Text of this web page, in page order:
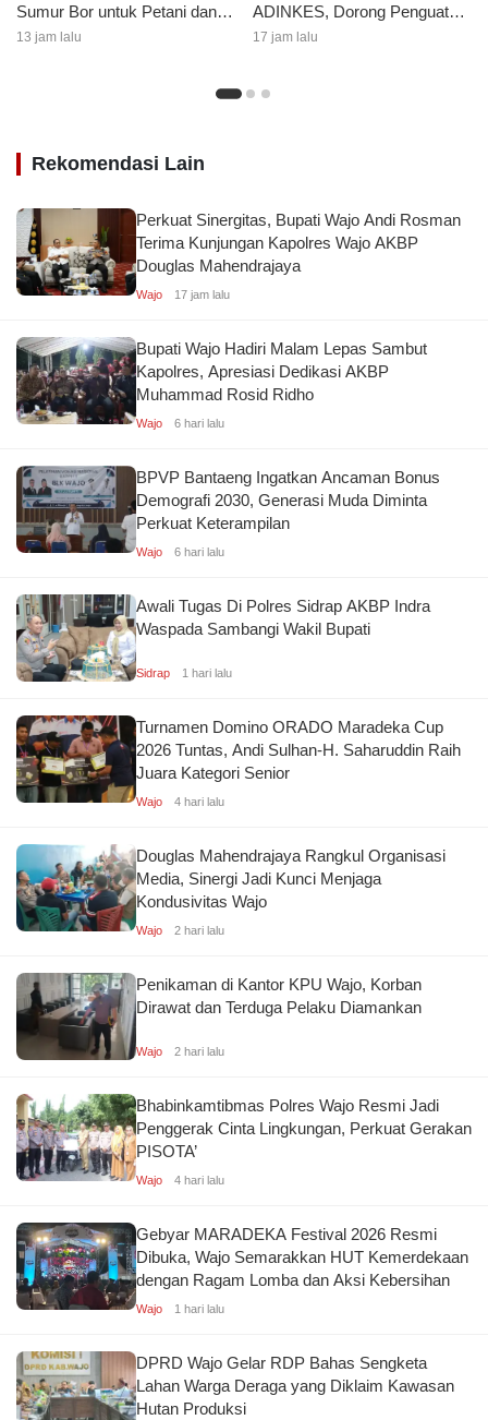
Sumur Bor untuk Petani dan
Kelanjutan Jalan Desa
13 jam lalu
ADINKES, Dorong Penguatan
Kolaborasi Layanan
17 jam lalu
Rekomendasi Lain
Perkuat Sinergitas, Bupati Wajo Andi Rosman
Terima Kunjungan Kapolres Wajo AKBP
Douglas Mahendrajaya
Wajo 17 jam lalu
Bupati Wajo Hadiri Malam Lepas Sambut
Kapolres, Apresiasi Dedikasi AKBP
Muhammad Rosid Ridho
Wajo 6 hari lalu
BPVP Bantaeng Ingatkan Ancaman Bonus
Demografi 2030, Generasi Muda Diminta
Perkuat Keterampilan
Wajo 6 hari lalu
Awali Tugas Di Polres Sidrap AKBP Indra
Waspada Sambangi Wakil Bupati
Sidrap 1 hari lalu
Turnamen Domino ORADO Maradeka Cup
2026 Tuntas, Andi Sulhan-H. Saharuddin Raih
Juara Kategori Senior
Wajo 4 hari lalu
Douglas Mahendrajaya Rangkul Organisasi
Media, Sinergi Jadi Kunci Menjaga
Kondusivitas Wajo
Wajo 2 hari lalu
Penikaman di Kantor KPU Wajo, Korban
Dirawat dan Terduga Pelaku Diamankan
Wajo 2 hari lalu
Bhabinkamtibmas Polres Wajo Resmi Jadi
Penggerak Cinta Lingkungan, Perkuat Gerakan
PISOTA’
Wajo 4 hari lalu
Gebyar MARADEKA Festival 2026 Resmi
Dibuka, Wajo Semarakkan HUT Kemerdekaan
dengan Ragam Lomba dan Aksi Kebersihan
Wajo 1 hari lalu
DPRD Wajo Gelar RDP Bahas Sengketa
Lahan Warga Deraga yang Diklaim Kawasan
Hutan Produksi